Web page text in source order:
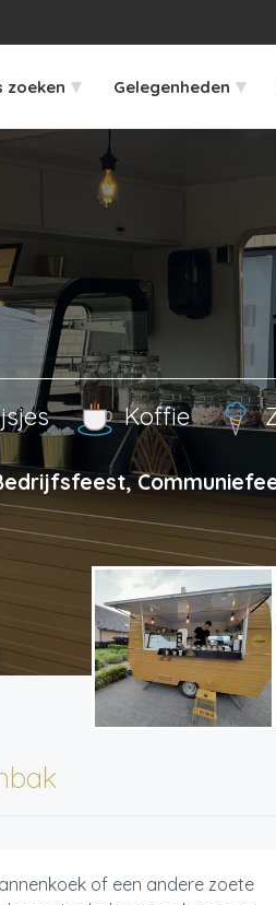
zoeken ▾ Gelegenheden ▾
Koffie
of een andere zoete